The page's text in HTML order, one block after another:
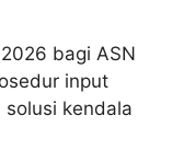
bagi ASN
input
solusi kendala